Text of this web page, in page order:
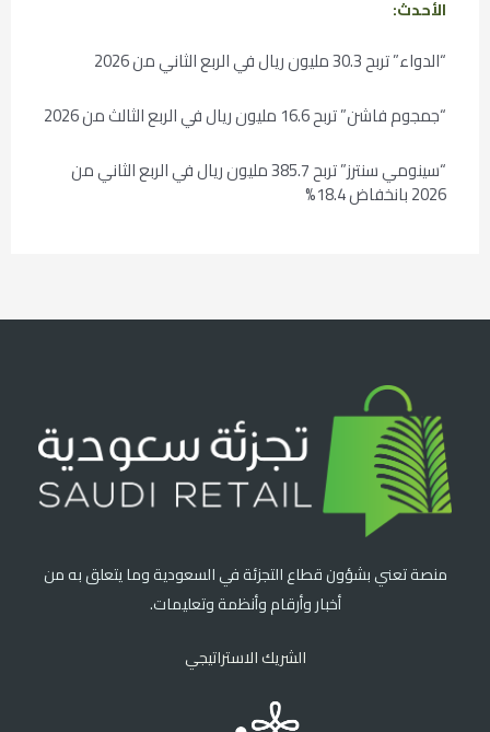
الأحدث:
“الدواء” تربح 30.3 مليون ريال في الربع الثاني من 2026
“جمجوم فاشن” تربح 16.6 مليون ريال في الربع الثالث من 2026
“سينومي سنترز” تربح 385.7 مليون ريال في الربع الثاني من
2026 بانخفاض 18.4%
منصة تعني بشؤون قطاع التجزئة في السعودية وما يتعلق به من
أخبار وأرقام وأنظمة وتعليمات.
الشريك الاستراتيجي